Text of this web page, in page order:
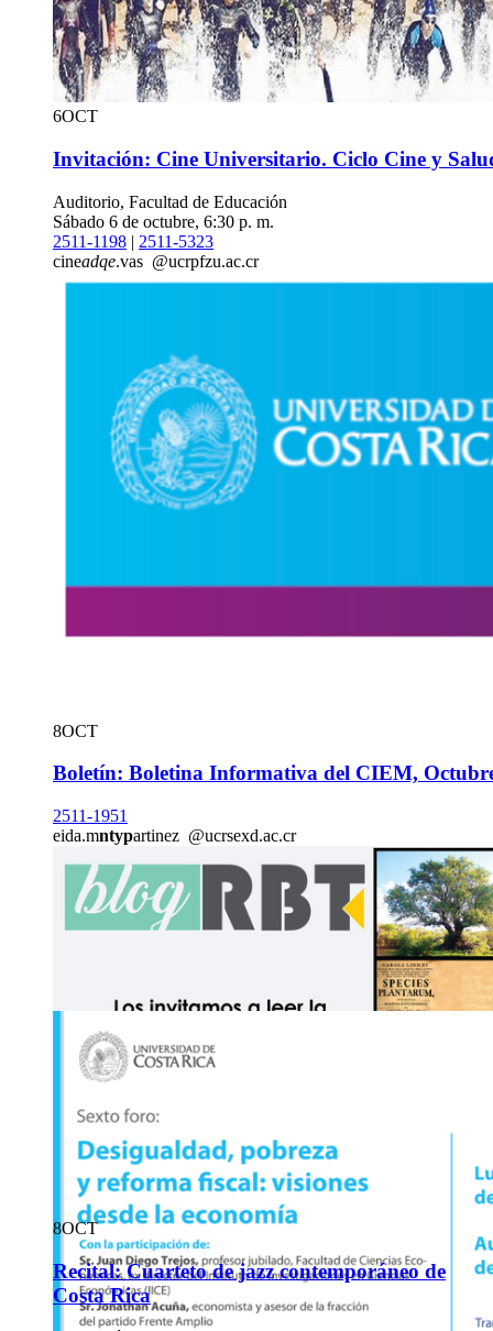
6OCT
Invitación: Cine Universitario. Ciclo Cine y
Auditorio, Facultad de Educación
Sábado 6 de octubre, 6:30 p. m.
2511-1198 | 2511-5323
cineadqe.vas @ucrpfzu.ac.cr
8OCT
Boletín: Boletina Informativa del CIEM,
2511-1951
eida.mntypartinez @ucrsexd.ac.cr
8OCT
8OCT
Recital: Cuarteto de jazz contemporáneo de
Costa Rica